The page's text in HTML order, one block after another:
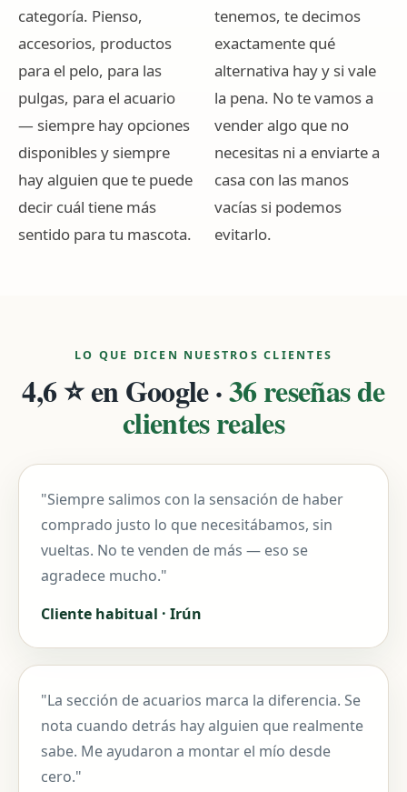
categoría. Pienso,
accesorios, productos
para el pelo, para las
pulgas, para el acuario
— siempre hay opciones
disponibles y siempre
hay alguien que te puede
decir cuál tiene más
sentido para tu mascota.
tenemos, te decimos
exactamente qué
alternativa hay y si vale
la pena. No te vamos a
vender algo que no
necesitas ni a enviarte a
casa con las manos
vacías si podemos
evitarlo.
LO QUE DICEN NUESTROS CLIENTES
4,6 ⭐ en Google ·36 reseñas de
clientes reales
"Siempre salimos con la sensación de haber
comprado justo lo que necesitábamos, sin
vueltas. No te venden de más — eso se
agradece mucho."
Cliente habitual · Irún
"La sección de acuarios marca la diferencia. Se
nota cuando detrás hay alguien que realmente
sabe. Me ayudaron a montar el mío desde
cero."